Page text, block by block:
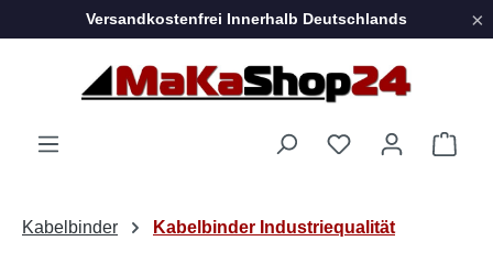
Zum Hauptinhalt springen
Versandkostenfrei Innerhalb Deutschlands ×
Kabelbinder Kabelbinder Industriequalität